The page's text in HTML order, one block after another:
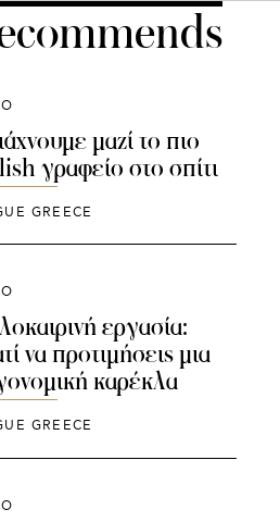
μαζί το πιο
γραφείο στο σπίτι
GREECE
εργασία:
να προτιμήσεις μια
καρέκλα
GREECE